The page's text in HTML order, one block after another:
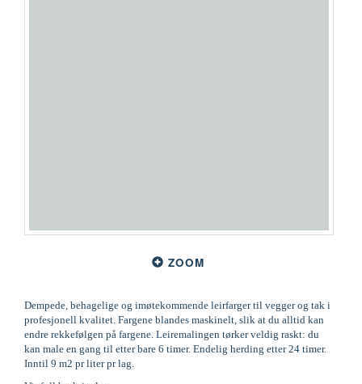
ZOOM
Dempede, behagelige og imøtekommende leirfarger til vegger og tak i
profesjonell kvalitet. Fargene blandes maskinelt, slik at du alltid kan
endre rekkefølgen på fargene. Leiremalingen tørker veldig raskt: du
kan male en gang til etter bare 6 timer. Endelig herding etter 24 timer.
Inntil 9 m2 pr liter pr lag.